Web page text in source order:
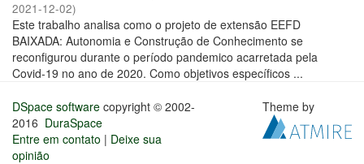
2021-12-02)
Este trabalho analisa como o projeto de extensão EEFD
BAIXADA: Autonomia e Construção de Conhecimento se
reconfigurou durante o período pandemico acarretada pela
Covid-19 no ano de 2020. Como objetivos específicos ...
DSpace software copyright © 2002-
2016 DuraSpace
Entre em contato | Deixe sua
opinião
Theme by